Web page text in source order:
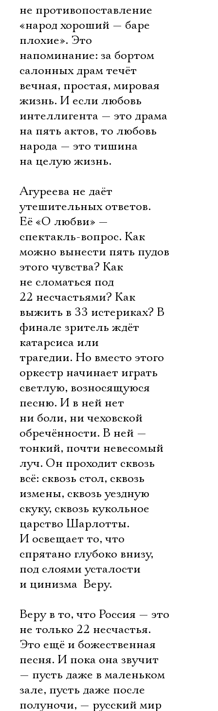
не противопоставление
«народ хороший — баре
плохие». Это
напоминание: за бортом
салонных драм течёт
вечная, простая, мировая
жизнь. И если любовь
интеллигента — это драма
на пять актов, то любовь
народа — это тишина
на целую жизнь.
Агуреева не даёт
утешительных ответов.
Её «О любви» —
спектакль-вопрос. Как
можно вынести пять пудов
этого чувства? Как
не сломаться под
22 несчастьями? Как
выжить в 33 истериках? В
финале зритель ждёт
катарсиса или
трагедии. Но вместо этого
оркестр начинает играть
светлую, возносящуюся
песню. И в ней нет
ни боли, ни чеховской
обречённости. В ней —
тонкий, почти невесомый
луч. Он проходит сквозь
всё: сквозь стол, сквозь
измены, сквозь уездную
скуку, сквозь кукольное
царство Шарлотты.
И освещает то, что
спрятано глубоко внизу,
под слоями усталости
и цинизма  Веру.
Веру в то, что Россия — это
не только 22 несчастья.
Это ещё и божественная
песня. И пока она звучит
— пусть даже в маленьком
зале, пусть даже после
полуночи, — русский мир